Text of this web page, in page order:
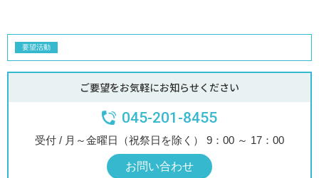
要望活動
ご要望をお気軽にお知らせください
045-201-8455
受付 / 月～金曜日（祝祭日を除く） 9：00 ～ 17：00
お問い合わせ